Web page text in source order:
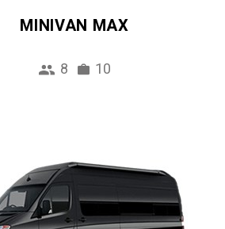
MINIVAN MAX
8 10